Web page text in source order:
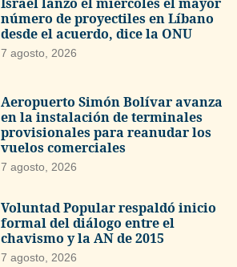
número de proyectiles en Líbano
desde el acuerdo, dice la ONU
7 agosto, 2026
Aeropuerto Simón Bolívar avanza
en la instalación de terminales
provisionales para reanudar los
vuelos comerciales
7 agosto, 2026
Voluntad Popular respaldó inicio
formal del diálogo entre el
chavismo y la AN de 2015
7 agosto, 2026